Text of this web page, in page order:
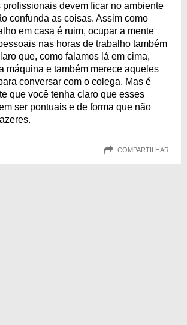
profissionais devem ficar no ambiente
confunda as coisas. Assim como
em casa é ruim, ocupar a mente
nas horas de trabalho também
que, como falamos lá em cima,
máquina e também merece aqueles
conversar com o colega. Mas é
que você tenha claro que esses
ser pontuais e de forma que não
COMPARTILHAR